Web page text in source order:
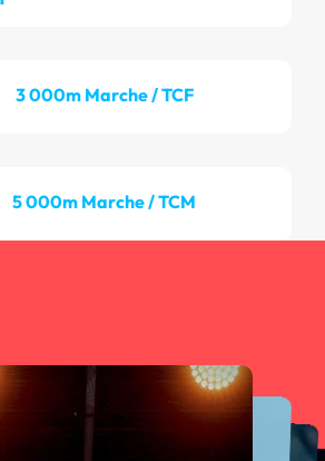
3 000m Marche / TCF
5 000m Marche / TCM